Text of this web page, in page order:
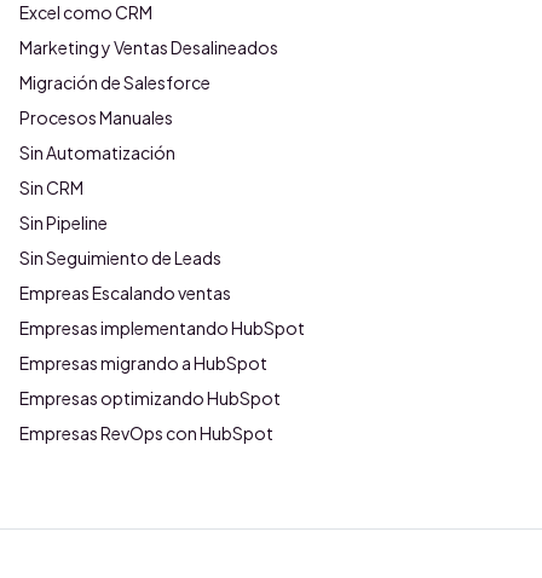
Excel como CRM
Marketing y Ventas Desalineados
Migración de Salesforce
Procesos Manuales
Sin Automatización
Sin CRM
Sin Pipeline
Sin Seguimiento de Leads
Empreas Escalando ventas
Empresas implementando HubSpot
Empresas migrando a HubSpot
Empresas optimizando HubSpot
Empresas RevOps con HubSpot